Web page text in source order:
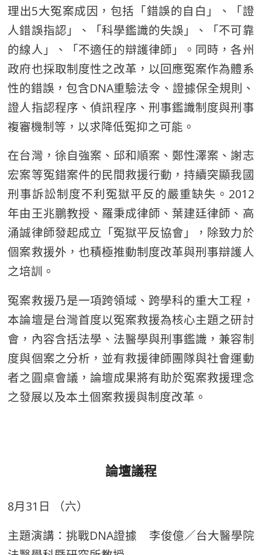
理出5大冤案成因，包括「錯誤的自白」、「證
人錯誤指認」、「科學鑑識的失誤」、「不可靠
的線人」、「不適任的辯護律師」。同時，各州
政府也採取制度性之改革，以回應冤案作為體系
性的錯誤，包含DNA重驗法令、證據保全規則、
證人指認程序、偵訊程序、刑事鑑識制度與刑事
複審機制等，以求降低冤抑之可能。
在台灣，徐自強案、邱和順案、鄭性澤案、謝志
宏案等冤錯案件的民間救援行動，持續突顯我國
刑事訴訟制度不利冤獄平反的嚴重缺失。2012
年由王兆鵬教授、羅秉成律師、葉建廷律師、高
涌誠律師發起成立「冤獄平反協會」，除致力於
個案救援外，也積極推動制度改革與刑事辯護人
之培訓。
冤案救援乃是一項跨領域、跨學科的重大工程，
本論壇是台灣首度以冤案救援為核心主題之研討
會，內容含括法學、法醫學與刑事鑑識，兼容制
度與個案之分析，並有救援律師團隊與社會運動
者之圓桌會議，論壇成果將有助於冤案救援理念
之發展以及本土個案救援與制度改革。
論壇議程
8月31日 （六）
主題演講：挑戰DNA證據 李俊億／台大醫學院